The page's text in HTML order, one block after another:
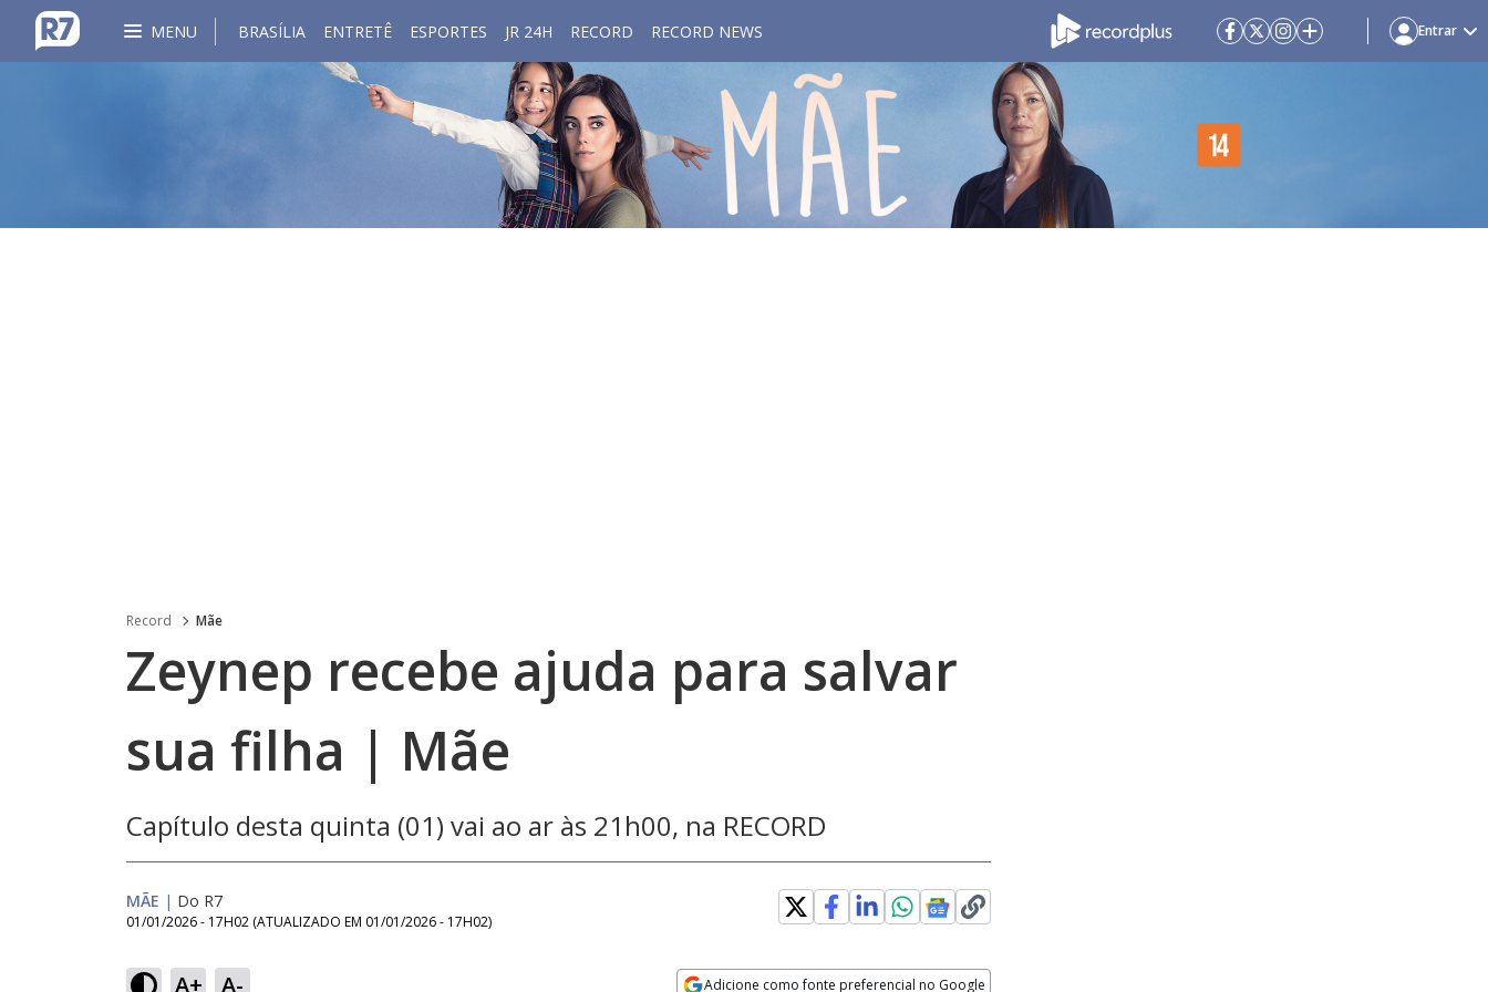
MENU BRASÍLIA ENTRETÊ ESPORTES JR 24H RECORD RECORD NEWS Entrar
Record Mãe
Zeynep recebe ajuda para salvar
sua filha | Mãe
Capítulo desta quinta (01) vai ao ar às 21h00, na RECORD
MÃE | Do R7
01/01/2026 - 17H02 (ATUALIZADO EM 01/01/2026 - 17H02)
A+ A- Adicione como fonte preferencial no Google